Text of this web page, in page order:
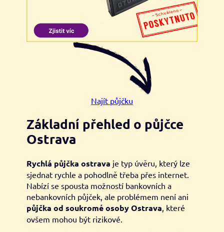
Najít půjčku
Základní přehled o půjčce
Ostrava
Rychlá půjčka ostrava je typ úvěru, který lze
sjednat rychle a pohodlně třeba přes internet.
Nabízí se spousta možností bankovních a
nebankovních půjček, ale problémem není ani
půjčka od soukromé osoby Ostrava , které
ovšem mohou být rizikové.